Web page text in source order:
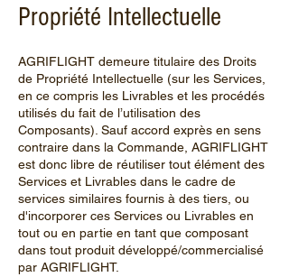
Propriété Intellectuelle
AGRIFLIGHT demeure titulaire des Droits
de Propriété Intellectuelle (sur les Services,
en ce compris les Livrables et les procédés
utilisés du fait de l’utilisation des
Composants). Sauf accord exprès en sens
contraire dans la Commande, AGRIFLIGHT
est donc libre de réutiliser tout élément des
Services et Livrables dans le cadre de
services similaires fournis à des tiers, ou
d'incorporer ces Services ou Livrables en
tout ou en partie en tant que composant
dans tout produit développé/commercialisé
par AGRIFLIGHT.